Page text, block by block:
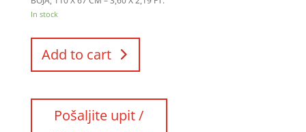
In stock
Add to cart